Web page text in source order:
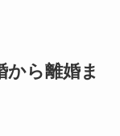
から離婚ま